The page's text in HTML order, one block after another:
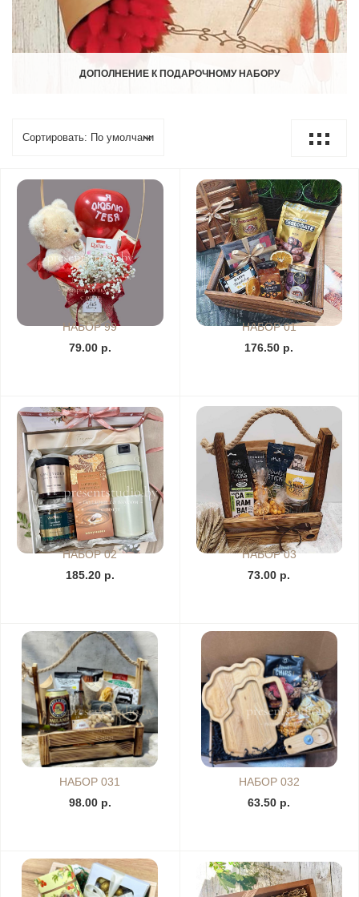
ДОПОЛНЕНИЕ К ПОДАРОЧНОМУ НАБОРУ
НАБОР 99
79.00 р.
НАБОР 01
176.50 р.
НАБОР 02
185.20 р.
НАБОР 03
73.00 р.
НАБОР 031
98.00 р.
НАБОР 032
63.50 р.